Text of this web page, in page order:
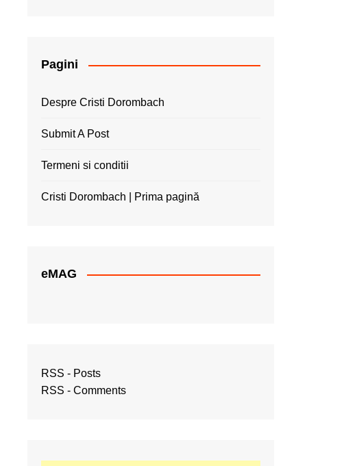
Pagini
Despre Cristi Dorombach
Submit A Post
Termeni si conditii
Cristi Dorombach | Prima pagină
eMAG
RSS - Posts
RSS - Comments